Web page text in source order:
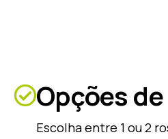
Opções
Escolha entre 1 ou 2